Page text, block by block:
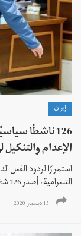
إيران
126 ناشطًا
الإعدام
استمرارًا لردود الفعل
التلغرامية، أصدر 126 شخصًا من النشطاء السياسيين والاجتماعيين...
15 ديسمبر 2020